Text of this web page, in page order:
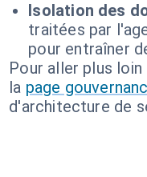
Isolation des
traitées par
pour entraîner
Pour aller plus
la page
d'architecture de